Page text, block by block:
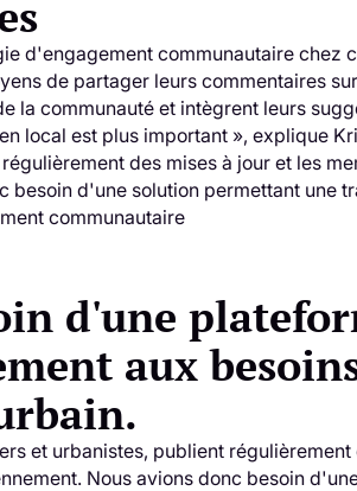
d'engagement communautaire chez
de partager leurs commentaires
la communauté et intègrent leurs
local est plus important », explique
des mises à jour et les
besoin d'une solution permettant une
communautaire
d'une
aux
et urbanistes, publient
Nous avions donc besoin